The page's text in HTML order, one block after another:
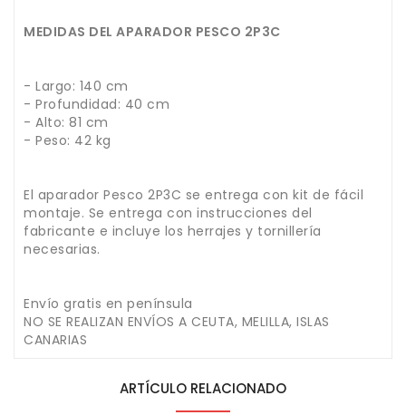
MEDIDAS DEL APARADOR PESCO 2P3C
- Largo: 140 cm
- Profundidad: 40 cm
- Alto: 81 cm
- Peso: 42 kg
El aparador Pesco 2P3C se entrega con kit de fácil
montaje. Se entrega con instrucciones del
fabricante e incluye los herrajes y tornillería
necesarias.
Envío gratis en península
NO SE REALIZAN ENVÍOS A CEUTA, MELILLA, ISLAS
CANARIAS
ARTÍCULO RELACIONADO